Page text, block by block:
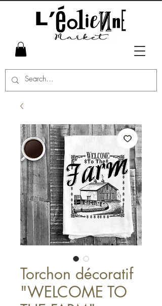
Torchon décoratif
"WELCOME TO